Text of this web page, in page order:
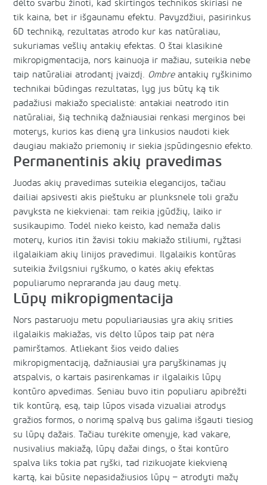
dėlto svarbu žinoti, kad skirtingos technikos skiriasi ne
tik kaina, bet ir išgaunamu efektu. Pavyzdžiui, pasirinkus
6D techniką, rezultatas atrodo kur kas natūraliau,
sukuriamas vešlių antakių efektas. O štai klasikinė
mikropigmentacija, nors kainuoja ir mažiau, suteikia nebe
taip natūraliai atrodantį įvaizdį. Ombreantakių ryškinimo
technikai būdingas rezultatas, lyg jus būtų ką tik
padažiusi makiažo specialistė: antakiai neatrodo itin
natūraliai, šią techniką dažniausiai renkasi merginos bei
moterys, kurios kas dieną yra linkusios naudoti kiek
daugiau makiažo priemonių ir siekia įspūdingesnio efekto.
Permanentinis akių pravedimas
Juodas akių pravedimas suteikia elegancijos, tačiau
dailiai apsivesti akis pieštuku ar plunksnele toli gražu
pavyksta ne kiekvienai: tam reikia įgūdžių, laiko ir
susikaupimo. Todėl nieko keisto, kad nemaža dalis
moterų, kurios itin žavisi tokiu makiažo stiliumi, ryžtasi
ilgalaikiam akių linijos pravedimui. Ilgalaikis kontūras
suteikia žvilgsniui ryškumo, o katės akių efektas
populiarumo nepraranda jau daug metų.
Lūpų mikropigmentacija
Nors pastaruoju metu populiariausias yra akių srities
ilgalaikis makiažas, vis dėlto lūpos taip pat nėra
pamirštamos. Atliekant šios veido dalies
mikropigmentaciją, dažniausiai yra paryškinamas jų
atspalvis, o kartais pasirenkamas ir ilgalaikis lūpų
kontūro apvedimas. Seniau buvo itin populiaru apibrėžti
tik kontūrą, esą, taip lūpos visada vizualiai atrodys
gražios formos, o norimą spalvą bus galima išgauti tiesiog
su lūpų dažais. Tačiau turėkite omenyje, kad vakare,
nusivalius makiažą, lūpų dažai dings, o štai kontūro
spalva liks tokia pat ryški, tad rizikuojate kiekvieną
kartą, kai būsite nepasidažiusios lūpų – atrodyti mažų